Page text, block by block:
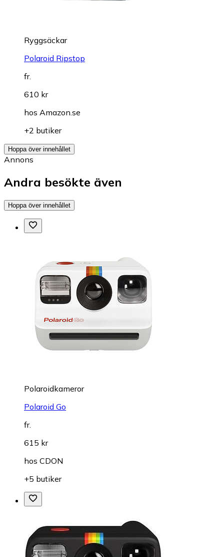
Ryggsäckar
Polaroid Ripstop
fr.
610 kr
hos Amazon.se
+2 butiker
Hoppa över innehållet
Annons
Andra besökte även
Hoppa över innehållet
Polaroidkameror
Polaroid Go
fr.
615 kr
hos CDON
+5 butiker